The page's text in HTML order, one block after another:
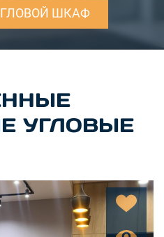
ШКАФ
УГЛОВЫЕ